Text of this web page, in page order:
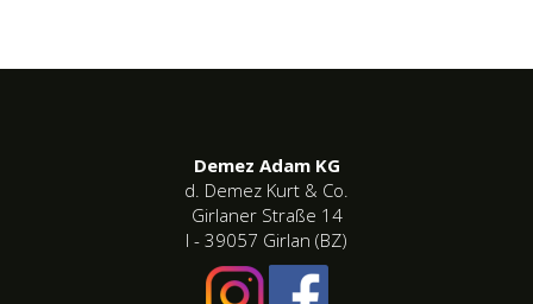
Demez Adam KG
d. Demez Kurt & Co.
Girlaner Straße 14
I - 39057 Girlan (BZ)